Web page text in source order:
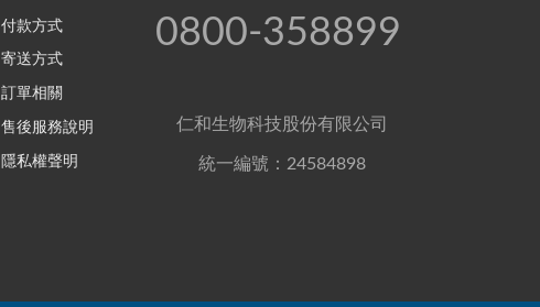
0800-358899
仁和生物科技股份有限公司
統一編號：24584898
付款方式
寄送方式
訂單相關
售後服務說明
隱私權聲明